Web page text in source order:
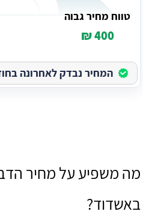
טווח מחיר גבוה
400 ₪
המחיר נבדק לאחרונה בחודש
מה משפיע על מחיר
באשדוד?